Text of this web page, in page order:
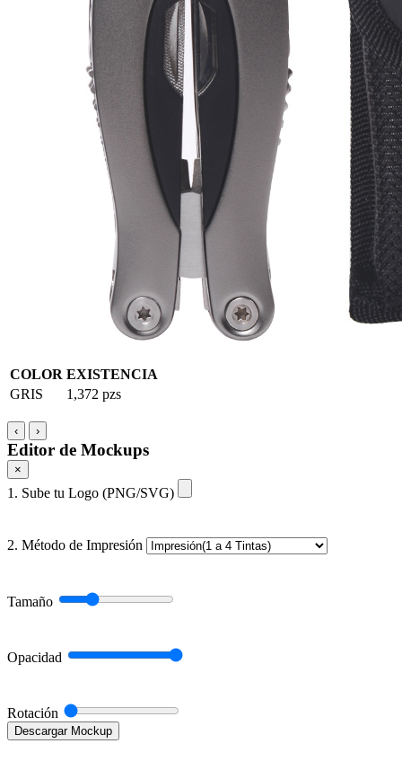
COLOR EXISTENCIA
GRIS
1,372 pzs
‹ ›
Editor de Mockups
×
1. Sube tu Logo (PNG/SVG)
2. Método de Impresión
Tamaño
Opacidad
Rotación
Descargar Mockup